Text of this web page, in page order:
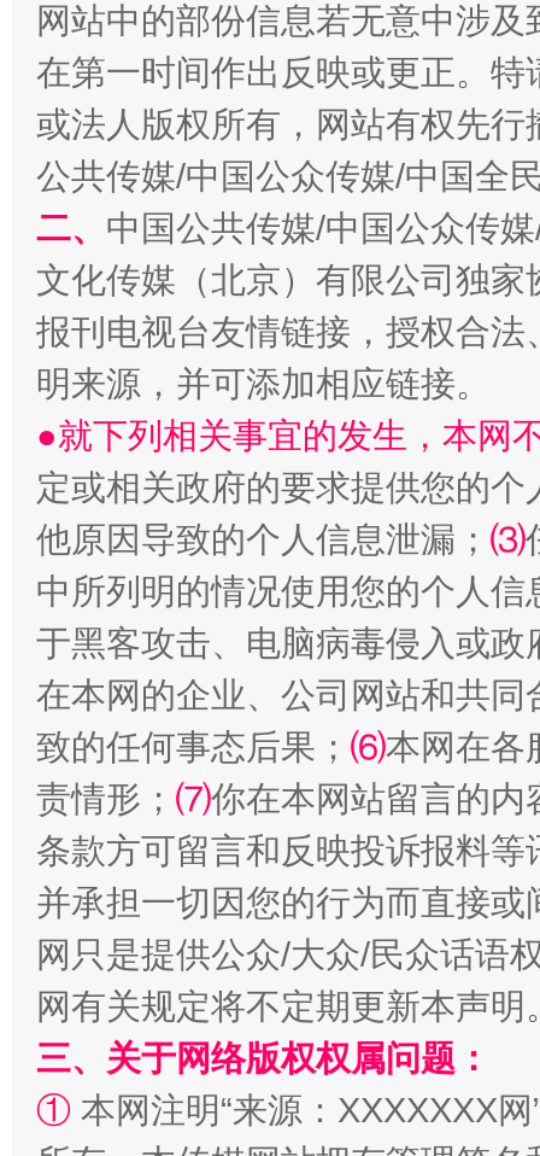
解纷+调解+退费，一次搞定
站台名比不上好声名
漫山遍野的桃花与雪山、麦地、白藏房 除
网站中的部份信息若无意中涉
在第一时间作出反映或更正。
或法人版权所有，网站有权先
公共传媒/中国公众传媒/中国全
二、 中国公共传媒/中国公众传
文化传媒（北京）有限公司独
报刊电视台友情链接，授权合
明来源，并可添加相应链接。
●就下列相关事宜的发生，本网
定或相关政府的要求提供您的个
他原因导致的个人信息泄漏； ⑶
中所列明的情况使用您的个人
于黑客攻击、电脑病毒侵入或
在本网的企业、公司网站和共
致的任何事态后果； ⑹本网在各
责情形； ⑺你在本网站留言的内
条款方可留言和反映投诉报料
并承担一切因您的行为而直接
网只是提供公众/大众/民众话语
网有关规定将不定期更新本声明
三、关于网络版权权属问题：
① 本网注明“来源：XXXXXXX